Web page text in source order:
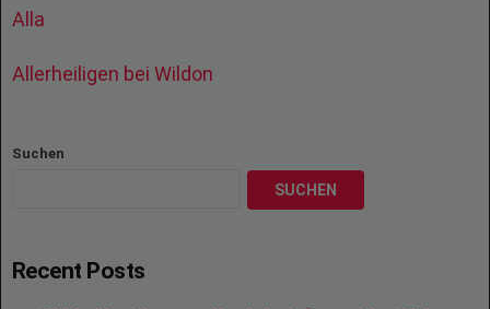
Alla
Allerheiligen bei Wildon
Suchen
SUCHEN
Recent Posts